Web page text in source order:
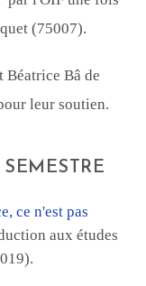
(75007).
Béatrice Bâ de
leur soutien.
ce n'est pas
aux études